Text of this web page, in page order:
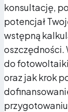
konsultację,
potencjał
wstępną
oszczędności.
do
oraz jak krok
przygotowaniu